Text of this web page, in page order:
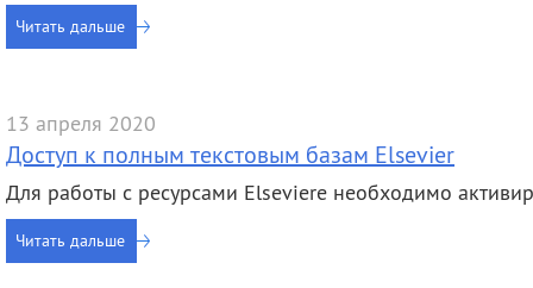
Читать дальше
13 апреля 2020
Доступ к полным текстовым базам Elsevier
Для работы с ресурсами Elsevierе необходимо
Читать дальше